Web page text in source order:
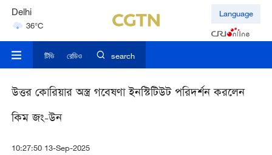
Delhi
36°C
Hyderabad
Language
টিভি রেডিও search
উত্তর কোরিয়ার অস্ত্র গবেষণা ইনস্টিটিউট পরিদর্শন করলেন
কিম জং-উন
10:27:50 13-Sep-2025